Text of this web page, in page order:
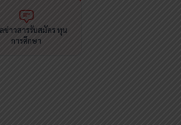
ข่าวสารรับสมัคร ทุน
การศึกษา